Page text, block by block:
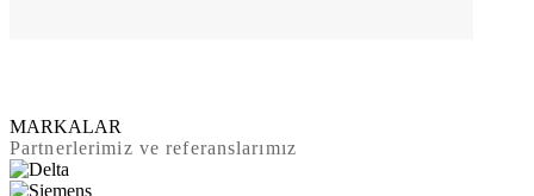
MARKALAR
Partnerlerimiz ve referanslarımız